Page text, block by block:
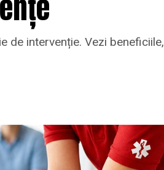
de intervenție. Vezi beneficiile,